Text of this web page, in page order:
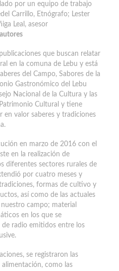
por un equipo de trabajo
Carrillo, Etnógrafo; Lester
Leal, asesor
que buscan relatar
en la comuna de Lebu y está
del Campo, Sabores de la
Gastronómico del Lebu
Nacional de la Cultura y las
Cultural y tiene
valor saberes y tradiciones
en marzo de 2016 con el
en la realización de
diferentes sectores rurales de
por cuatro meses y
formas de cultivo y
así como de las actuales
campo; material
en los que se
de radio emitidos entre los
se registraron las
como las